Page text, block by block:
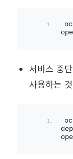
서비스 중
사용하는